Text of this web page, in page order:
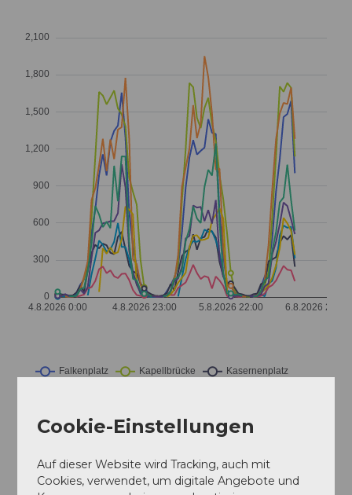
Cookie-Einstellungen
Auf dieser Website wird Tracking, auch mit
Cookies, verwendet, um digitale Angebote und